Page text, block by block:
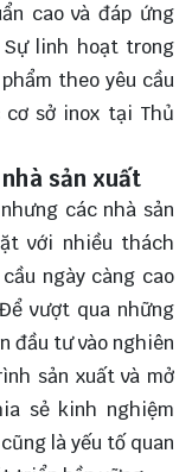
cao và đáp ứng
linh hoạt trong
theo yêu cầu
sở inox tại Thủ
sản xuất
các nhà sản
với nhiều thách
ngày càng cao
vượt qua những
đầu tư vào nghiên
sản xuất và mở
sẻ kinh nghiệm
là yếu tố quan